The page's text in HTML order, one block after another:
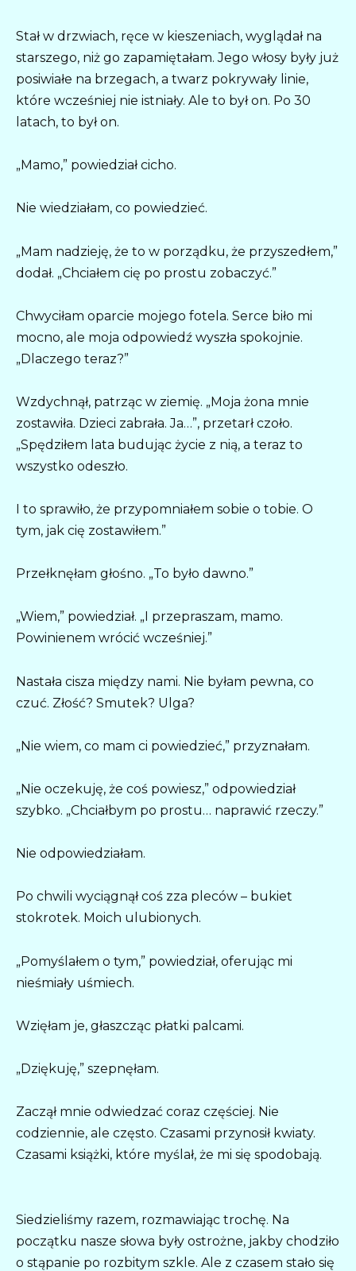
Stał w drzwiach, ręce w kieszeniach, wyglądał na
starszego, niż go zapamiętałam. Jego włosy były już
posiwiałe na brzegach, a twarz pokrywały linie,
które wcześniej nie istniały. Ale to był on. Po 30
latach, to był on.
„Mamo,” powiedział cicho.
Nie wiedziałam, co powiedzieć.
„Mam nadzieję, że to w porządku, że przyszedłem,”
dodał. „Chciałem cię po prostu zobaczyć.”
Chwyciłam oparcie mojego fotela. Serce biło mi
mocno, ale moja odpowiedź wyszła spokojnie.
„Dlaczego teraz?”
Wzdychnął, patrząc w ziemię. „Moja żona mnie
zostawiła. Dzieci zabrała. Ja…”, przetarł czoło.
„Spędziłem lata budując życie z nią, a teraz to
wszystko odeszło.
I to sprawiło, że przypomniałem sobie o tobie. O
tym, jak cię zostawiłem.”
Przełknęłam głośno. „To było dawno.”
„Wiem,” powiedział. „I przepraszam, mamo.
Powinienem wrócić wcześniej.”
Nastała cisza między nami. Nie byłam pewna, co
czuć. Złość? Smutek? Ulga?
„Nie wiem, co mam ci powiedzieć,” przyznałam.
„Nie oczekuję, że coś powiesz,” odpowiedział
szybko. „Chciałbym po prostu… naprawić rzeczy.”
Nie odpowiedziałam.
Po chwili wyciągnął coś zza pleców – bukiet
stokrotek. Moich ulubionych.
„Pomyślałem o tym,” powiedział, oferując mi
nieśmiały uśmiech.
Wzięłam je, głaszcząc płatki palcami.
„Dziękuję,” szepnęłam.
Zaczął mnie odwiedzać coraz częściej. Nie
codziennie, ale często. Czasami przynosił kwiaty.
Czasami książki, które myślał, że mi się spodobają.
Siedzieliśmy razem, rozmawiając trochę. Na
początku nasze słowa były ostrożne, jakby chodziło
o stąpanie po rozbitym szkle. Ale z czasem stało się